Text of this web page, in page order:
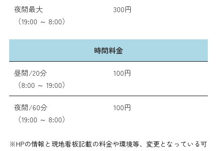
夜間最大
（19:00 ～ 8:00）
300円
時間料金
昼間/20分
（8:00 ～ 19:00）
100円
夜間/60分
（19:00 ～ 8:00）
100円
※HPの情報と現地看板記載の料金や環境等、変更となっている可